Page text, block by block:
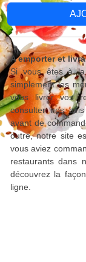
A emporter et
Si vous êtes à la
simplement les
vous livrer vos
consulter nos
avant de
outre, notre site
vous aviez
restaurants dans
découvrez la
ligne.